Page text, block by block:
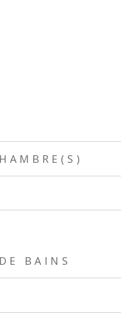
TRAD_ZEPHYR_Valeurs
BAINS